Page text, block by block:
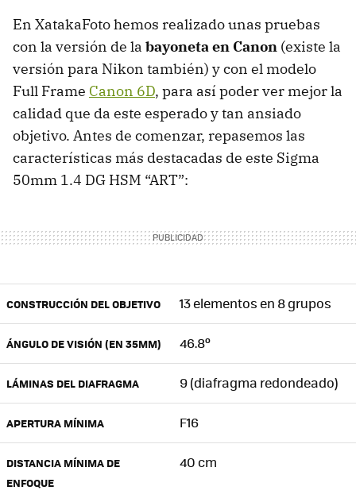
En XatakaFoto hemos realizado unas pruebas
con la versión de la bayoneta en Canon (existe la
versión para Nikon también) y con el modelo
Full Frame Canon 6D, para así poder ver mejor la
calidad que da este esperado y tan ansiado
objetivo. Antes de comenzar, repasemos las
características más destacadas de este Sigma
50mm 1.4 DG HSM “ART”:
CONSTRUCCIÓN DEL OBJETIVO 13 elementos en 8 grupos
ÁNGULO DE VISIÓN (EN 35MM) 46.8º
LÁMINAS DEL DIAFRAGMA 9 (diafragma redondeado)
APERTURA MÍNIMA F16
DISTANCIA MÍNIMA DE
ENFOQUE
40 cm